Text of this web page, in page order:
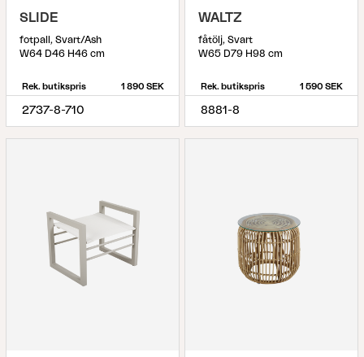
SLIDE
fotpall, Svart/Ash
W64 D46 H46 cm
Rek. butikspris 1 890 SEK
2737-8-710
WALTZ
fåtölj, Svart
W65 D79 H98 cm
Rek. butikspris 1 590 SEK
8881-8